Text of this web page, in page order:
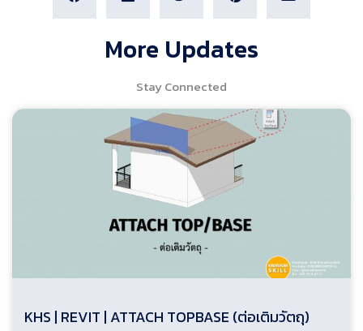
More Updates
Stay Connected
KHS | REVIT | ATTACH TOPBASE (ต่อเติมวัตถุ)